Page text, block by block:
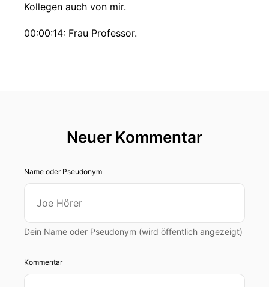
Kollegen auch von mir.
00:00:14: Frau Professor.
Konflikte und natürlich auch die Konflikte, die
auf sozialen Medien zum Beispiel passieren Mal
00:00:29: da würde sie sich natürlich auch ein
bisschen vorstellen.
00:00:31: Wir haben garantiert auch einige
Fragen aber natürlich auch wieder unseren Senf
genauso gespannt wie wir.
Neuer Kommentar
Name oder Pseudonym
Dein Name oder Pseudonym (wird öffentlich angezeigt)
Kommentar